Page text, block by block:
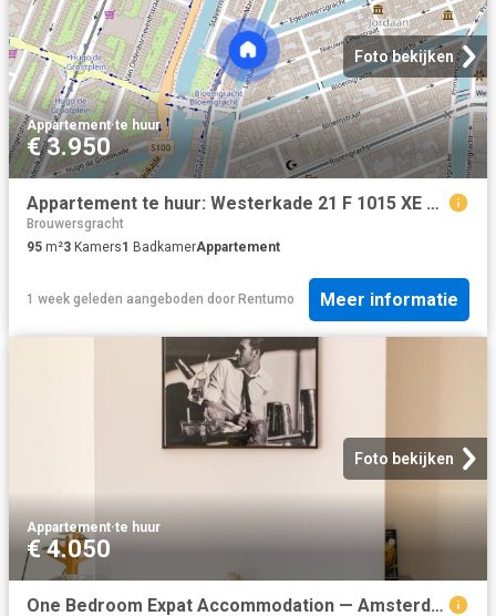
Foto bekijken
Appartement·te huur
€ 3.950
Appartement te huur: Westerkade 21 F 1015 XE Amsterdam
Brouwersgracht
95 m²3 Kamers1 BadkamerAppartement
1 week geleden aangeboden door Rentumo Meer informatie
Foto bekijken
Appartement·te huur
€ 4.050
One Bedroom Expat Accommodation — Amsterdam — Canal View